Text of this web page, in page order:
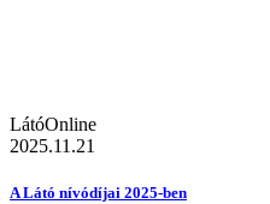
LátóOnline
2025.11.21
A Látó nívódíjai 2025-ben